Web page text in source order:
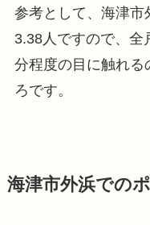
参考として、海津市
3.38人ですので、全
分程度の目に触れる
ろです。
海津市外浜での